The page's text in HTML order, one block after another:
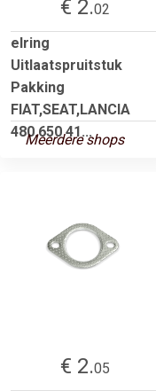
€ 2.02
elring
Uitlaatspruitstuk
Pakking
FIAT,SEAT,LANCIA
480.650 41...
Meerdere shops
€ 2.05